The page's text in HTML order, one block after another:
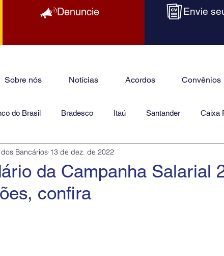
Denuncie Envie
Sobre nós Notícias Acordos Convênios
do Brasil Bradesco Itaú Santander Caixa
Jurídico
da Campanha Salarial
confira
Bancários 13 de dez. de 2022